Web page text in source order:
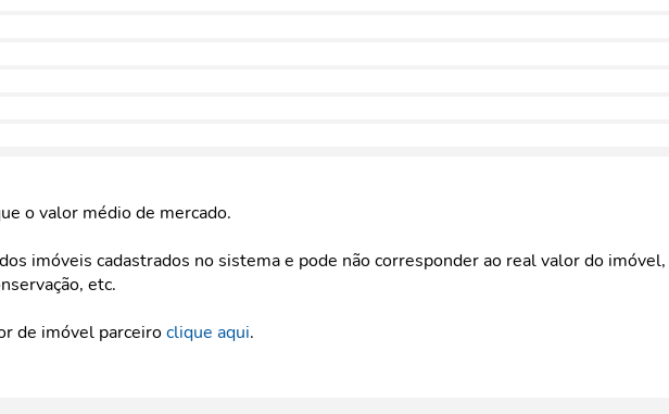
o valor médio de mercado.
imóveis cadastrados no sistema e pode não corresponder ao real valor do
etc.
de imóvel parceiroclique aqui.